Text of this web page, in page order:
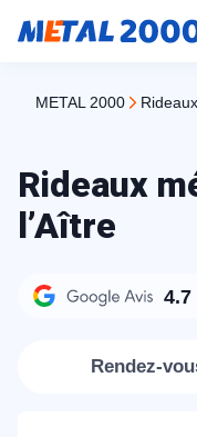
METAL 2000
Rideaux
l’Aître
4.7
Rendez-